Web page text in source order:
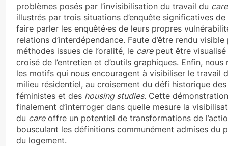
problèmes posés par l’invisibilisation du travail du care
illustrés par trois situations d’enquête significatives
faire parler les enquêté·es de leurs propres
relations d’interdépendance. Faute d’être rendu visible
méthodes issues de l’oralité, le carepeut être visualisé
croisé de l’entretien et d’outils graphiques. Enfin, nous
les motifs qui nous encouragent à visibiliser le travail
milieu résidentiel, au croisement du défi historique
féministes et des housing studies. Cette
finalement d’interroger dans quelle mesure la
du careoffre un potentiel de transformations de
bousculant les définitions communément admises du
du logement.